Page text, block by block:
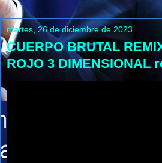
martes, 26 de diciembre de 2023
CUERPO BRUTAL
ROJO 3 DIMENSIONAL